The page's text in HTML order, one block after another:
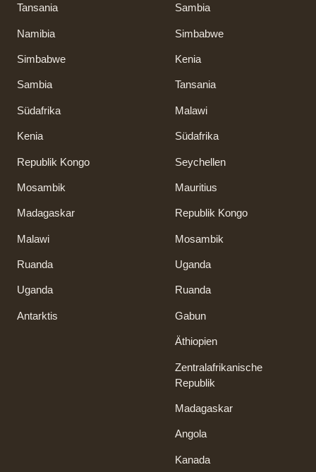
Tansania
Namibia
Simbabwe
Sambia
Südafrika
Kenia
Republik Kongo
Mosambik
Madagaskar
Malawi
Ruanda
Uganda
Antarktis
Sambia
Simbabwe
Kenia
Tansania
Malawi
Südafrika
Seychellen
Mauritius
Republik Kongo
Mosambik
Uganda
Ruanda
Gabun
Äthiopien
Zentralafrikanische
Republik
Madagaskar
Angola
Kanada